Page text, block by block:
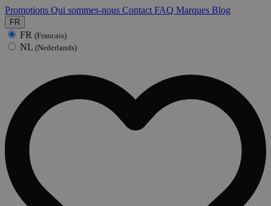
Promotions Qui sommes-nous Contact FAQ Marques Blog
FR
FR (Francais)
NL (Nederlands)